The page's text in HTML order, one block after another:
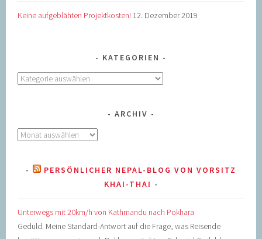
Keine aufgeblähten Projektkosten! 12. Dezember 2019
KATEGORIEN
Kategorien
ARCHIV
Archiv
PERSÖNLICHER NEPAL-BLOG VON VORSITZ
KHAI-THAI
Unterwegs mit 20km/h von Kathmandu nach Pokhara
Geduld. Meine Standard-Antwort auf die Frage, was Reisende